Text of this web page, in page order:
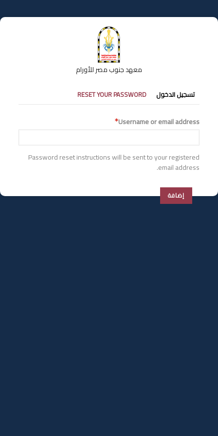
إلى
المحتوى
معهد جنوب مصر للأورام
التبويبات
الأساسية
تسجيل الدخول RESET YOUR PASSWORD
Username or email address
Password reset instructions will be sent to your registered
email address.